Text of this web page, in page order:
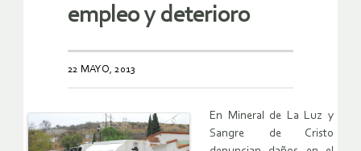
empleo y deterioro
22 MAYO, 2013
En Mineral de La Luz y
Sangre de Cristo